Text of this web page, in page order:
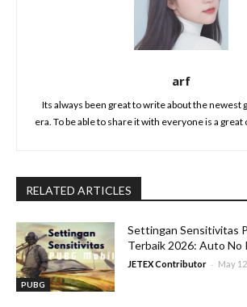
arf
Its always been great to write about the newest
era. To be able to share it with everyone is a
RELATED ARTICLES
PUBG
Settingan Sensitivitas
Terbaik 2026: Auto No
JETEX Contributor - May